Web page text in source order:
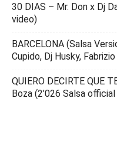
30 DIAS – Mr. Don x Dj
video)
BARCELONA (Salsa
Cupido, Dj Husky,
QUIERO DECIRTE QUE
Boza (2’026 Salsa